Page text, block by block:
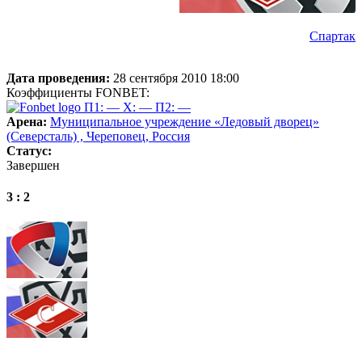
Спартак
Дата проведения: 28 сентября 2010 18:00
Коэффициенты FONBET:
П1: — X: — П2: —
Арена: Муниципальное учреждение «Ледовый дворец»
(Северсталь) , Череповец, Россия
Статус:
Завершен
3 : 2